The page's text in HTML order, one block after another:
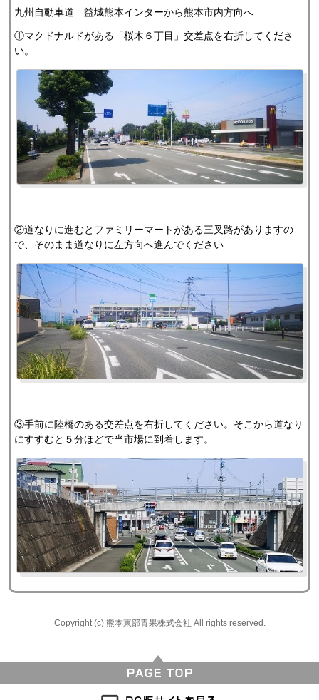
九州自動車道 益城熊本インターから熊本市内方向へ
①マクドナルドがある「桜木６丁目」交差点を右折してくださ
い。
②道なりに進むとファミリーマートがある三叉路がありますの
で、そのまま道なりに左方向へ進んでください
③手前に陸橋のある交差点を右折してください。そこから道なり
にすすむと５分ほどで当市場に到着します。
Copyright (c) 熊本東部青果株式会社 All rights reserved.